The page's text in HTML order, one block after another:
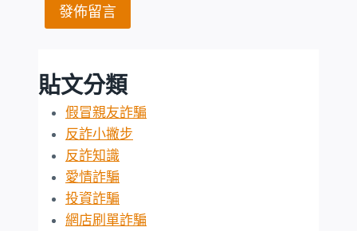
貼文分類
假冒親友詐騙
反詐小撇步
反詐知識
愛情詐騙
投資詐騙
網店刷單詐騙